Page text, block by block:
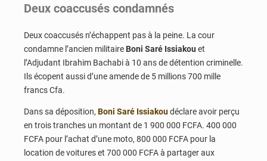
Deux coaccusés condamnés
Deux coaccusés n’échappent pas à la peine. La cour
condamne l’ancien militaire Boni Saré Issiakou et
l’Adjudant Ibrahim Bachabi à 10 ans de détention criminelle.
Ils écopent aussi d’une amende de 5 millions 700 mille
francs Cfa.
Dans sa déposition, Boni Saré Issiakoudéclare avoir perçu
en trois tranches un montant de 1 900 000 FCFA. 400 000
FCFA pour l’achat d’une moto, 800 000 FCFA pour la
location de voitures et 700 000 FCFA à partager aux